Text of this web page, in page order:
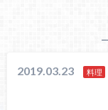
2019.03.23 料理